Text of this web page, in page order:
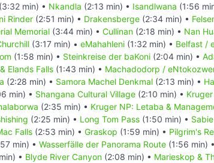
(3:32 min) • Nkandla (2:13 min) • Isandlwana (1:56
Rinder (2:51 min) • Drakensberge (2:34 min) •
Memorial (3:44 min) • Cullinan (2:18 min) • Nan
(3:17 min) • eMahahleni (1:32 min) • Belfast /
(1:58 min) • Steinkreise der baKoni (2:04 min) •
Elands Falls (1:43 min) • Machadodorp /
(2:28 min) • Samora Machel Denkmal (2:13 min) •
min) • Shangana Cultural Village (2:10 min) •
(2:35 min) • Kruger NP: Letaba &
(2:25 min) • Long Tom Pass (1:50 min) • Sabie
Falls (2:53 min) • Graskop (1:59 min) • Pilgrim's
min) • Wasserfälle der Panorama Route (1:56 min) •
• Blyde River Canyon (2:08 min) • Marieskop &